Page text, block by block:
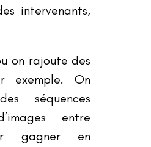
intervenants,
on rajoute des
exemple. On
séquences
’images entre
gagner en